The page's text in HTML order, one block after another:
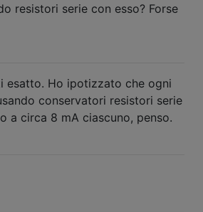
resistori serie con esso? Forse
esatto. Ho ipotizzato che ogni
conservatori resistori serie
a circa 8 mA ciascuno, penso.